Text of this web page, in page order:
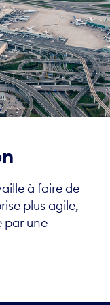
à faire de
plus agile,
par une